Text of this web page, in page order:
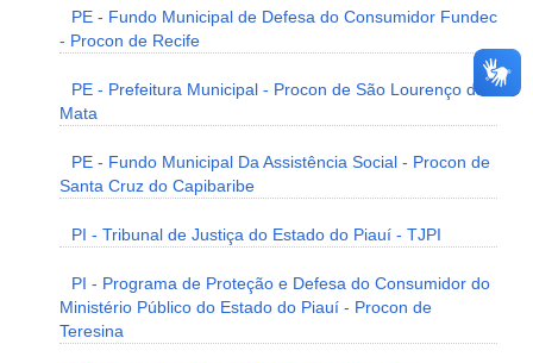
PE - Fundo Municipal de Defesa do Consumidor Fundec
- Procon de Recife
PE - Prefeitura Municipal - Procon de São Lourenço da
Mata
PE - Fundo Municipal Da Assistência Social - Procon de
Santa Cruz do Capibaribe
PI - Tribunal de Justiça do Estado do Piauí - TJPI
PI - Programa de Proteção e Defesa do Consumidor do
Ministério Público do Estado do Piauí - Procon de
Teresina